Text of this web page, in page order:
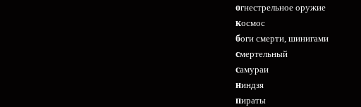
огнестрельное оружие
космос
боги смерти, шинигами
смертельный
самураи
ниндзя
пираты